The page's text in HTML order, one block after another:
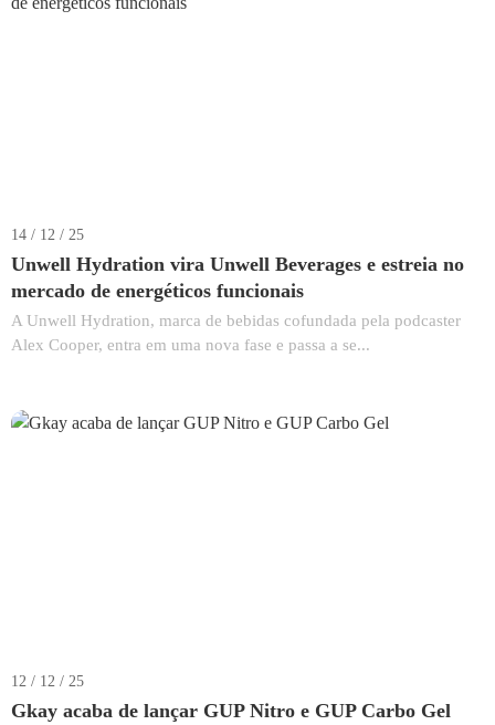
14 / 12 / 25
Unwell Hydration vira Unwell Beverages e estreia no
mercado de energéticos funcionais
A Unwell Hydration, marca de bebidas cofundada pela podcaster
Alex Cooper, entra em uma nova fase e passa a se...
12 / 12 / 25
Gkay acaba de lançar GUP Nitro e GUP Carbo Gel